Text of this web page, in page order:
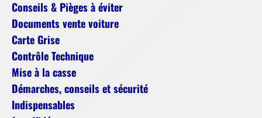
Conseils & Pièges à éviter
Documents vente voiture
Carte Grise
Contrôle Technique
Mise à la casse
Démarches, conseils et sécurité
Indispensables